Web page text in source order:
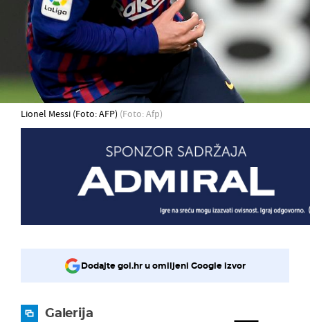
Lionel Messi (Foto: AFP) (Foto: Afp)
Dodajte gol.hr u omiljeni Google izvor
Galerija